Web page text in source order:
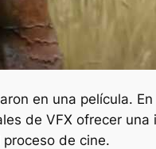
en una película.
de VFX ofrecer
de cine.